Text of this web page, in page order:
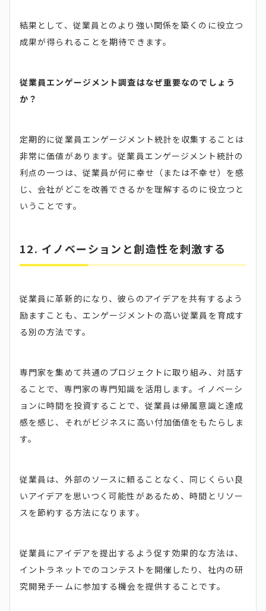
結果として、従業員とのより強い関係を築くのに役立つ
成果が得られることを期待できます。
従業員エンゲージメント調査はなぜ重要なのでしょう
か？
定期的に従業員エンゲージメント統計を収集することは
非常に価値があります。従業員エンゲージメント統計の
利点の一つは、従業員が何に幸せ（または不幸せ）を感
じ、会社がどこを改善できるかを理解するのに役立つと
いうことです。
12. イノベーションと創造性を刺激する
従業員に革新的になり、彼らのアイデアを共有するよう
励ますことも、エンゲージメントの高い従業員を育成す
る別の方法です。
専門家を集めて共通のプロジェクトに取り組み、対話す
ることで、専門家の専門知識を活用します。イノベーシ
ョンに時間を投資することで、従業員は帰属意識と達成
感を感じ、それがビジネスに高い付加価値をもたらしま
す。
従業員は、外部のソースに頼ることなく、同じくらい良
いアイデアを思いつく可能性があるため、時間とリソー
スを節約する方法になります。
従業員にアイデアを提出するよう促す効果的な方法は、
イントラネットでのコンテストを開催したり、社内の研
究開発チームに参加する機会を提供することです。